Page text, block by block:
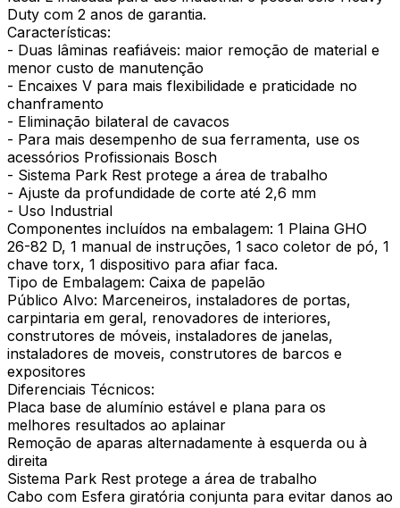
Duty com 2 anos de garantia.
Características:
- Duas lâminas reafiáveis: maior remoção de material e
menor custo de manutenção
- Encaixes V para mais flexibilidade e praticidade no
chanframento
- Eliminação bilateral de cavacos
- Para mais desempenho de sua ferramenta, use os
acessórios Profissionais Bosch
- Sistema Park Rest protege a área de trabalho
- Ajuste da profundidade de corte até 2,6 mm
- Uso Industrial
Componentes incluídos na embalagem: 1 Plaina GHO
26-82 D, 1 manual de instruções, 1 saco coletor de pó, 1
chave torx, 1 dispositivo para afiar faca.
Tipo de Embalagem: Caixa de papelão
Público Alvo: Marceneiros, instaladores de portas,
carpintaria em geral, renovadores de interiores,
construtores de móveis, instaladores de janelas,
instaladores de moveis, construtores de barcos e
expositores
Diferenciais Técnicos:
Placa base de alumínio estável e plana para os
melhores resultados ao aplainar
Remoção de aparas alternadamente à esquerda ou à
direita
Sistema Park Rest protege a área de trabalho
Cabo com Esfera giratória conjunta para evitar danos ao